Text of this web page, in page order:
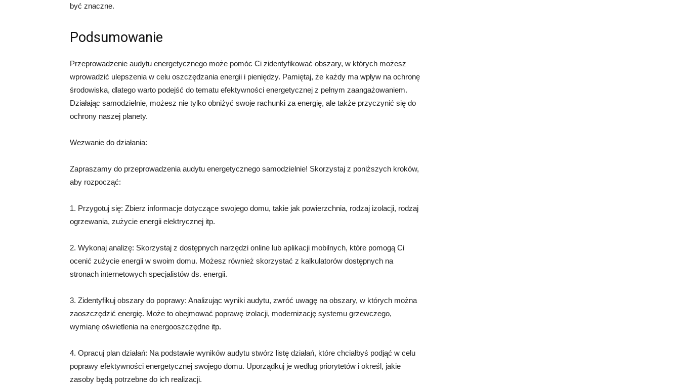
być znaczne.
Podsumowanie
Przeprowadzenie audytu energetycznego może pomóc Ci zidentyfikować obszary, w których możesz
wprowadzić ulepszenia w celu oszczędzania energii i pieniędzy. Pamiętaj, że każdy ma wpływ na ochronę
środowiska, dlatego warto podejść do tematu efektywności energetycznej z pełnym zaangażowaniem.
Działając samodzielnie, możesz nie tylko obniżyć swoje rachunki za energię, ale także przyczynić się do
ochrony naszej planety.
Wezwanie do działania:
Zapraszamy do przeprowadzenia audytu energetycznego samodzielnie! Skorzystaj z poniższych kroków,
aby rozpocząć:
1. Przygotuj się: Zbierz informacje dotyczące swojego domu, takie jak powierzchnia, rodzaj izolacji, rodzaj
ogrzewania, zużycie energii elektrycznej itp.
2. Wykonaj analizę: Skorzystaj z dostępnych narzędzi online lub aplikacji mobilnych, które pomogą Ci
ocenić zużycie energii w swoim domu. Możesz również skorzystać z kalkulatorów dostępnych na
stronach internetowych specjalistów ds. energii.
3. Zidentyfikuj obszary do poprawy: Analizując wyniki audytu, zwróć uwagę na obszary, w których można
zaoszczędzić energię. Może to obejmować poprawę izolacji, modernizację systemu grzewczego,
wymianę oświetlenia na energooszczędne itp.
4. Opracuj plan działań: Na podstawie wyników audytu stwórz listę działań, które chciałbyś podjąć w celu
poprawy efektywności energetycznej swojego domu. Uporządkuj je według priorytetów i określ, jakie
zasoby będą potrzebne do ich realizacji.